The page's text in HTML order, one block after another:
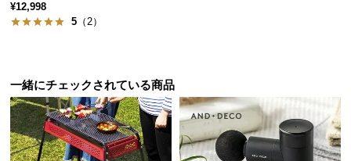
証
に
て
会
員
規
¥12,998
5 （2）
一緒にチェックされている商品